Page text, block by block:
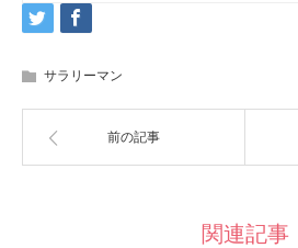
サラリーマン
前の記事
関連記事